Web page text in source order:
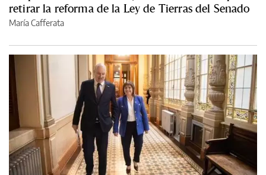
retirar la reforma de la Ley de Tierras del Senado
María Cafferata